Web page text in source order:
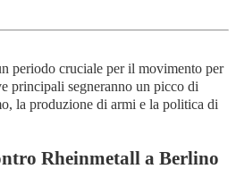
periodo cruciale per il movimento per
principali segneranno un picco di
la produzione di armi e la politica di
Rheinmetall a Berlino